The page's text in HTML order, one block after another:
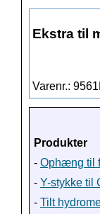
Ekstra til
Varenr.:
Produkter
- Ophæng til
- Y-stykke til
- Tilt